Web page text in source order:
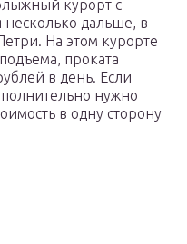
курорт с
несколько дальше, в
На этом курорте
проката
в день. Если
нужно
в одну сторону